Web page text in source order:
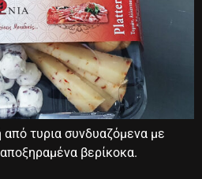
τυρια συνδυαζόμενα με
βερίκοκα.